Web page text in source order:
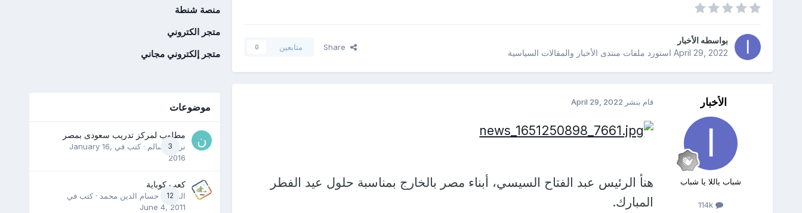
بواسطه الأخبار
April 29, 2022استورد ملفات منتدى الأخبار والمقالات السياسية
Share متابعين 0
الأخبار
شباب ياللا يا شباب
114k
قام بنشر April 29, 2022
هنأ الرئيس عبد الفتاح السيسي، أبناء مصر بالخارج بمناسبة حلول عيد الفطر
المبارك.
منصة شنطة
متجر الكتروني
متجر إلكتروني مجاني
موضوعات
3
مطلوب لمركز تدريب سعودى بمصر
نرمين سالم · كتب في January 16,
2016
12
كعب كوباية
المدرب حسام الدين محمد · كتب في
June 4, 2011